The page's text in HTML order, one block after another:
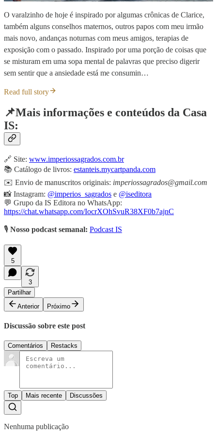
O varalzinho de hoje é inspirado por algumas crônicas de Clarice,
também alguns conselhos maternos, outros papos com meu irmão
mais novo, andanças noturnas com meus amigos, terapias de
exposição com o passado. Inspirado por uma porção de coisas que
se misturam em uma sopa mental de palavras que preciso digerir
sem sentir que a ansiedade está me consumin…
Read full story
📌Mais informações e conteúdos da Casa
IS:
🔗 Site: www.imperiossagrados.com.br
📚 Catálogo de livros: estanteis.mycartpanda.com
✉️ Envio de manuscritos originais: imperiossagrados@gmail.com
📸 Instagram: @imperios_sagrados e @iseditora
💬 Grupo da IS Editora no WhatsApp:
https://chat.whatsapp.com/IocrXOhSvuR38XF0b7ajnC
🎙️ Nosso podcast semanal: Podcast IS
5
3
Partilhar
Anterior
Próximo
Discussão sobre este post
Comentários Restacks
Top Mais recente Discussões
Nenhuma publicação